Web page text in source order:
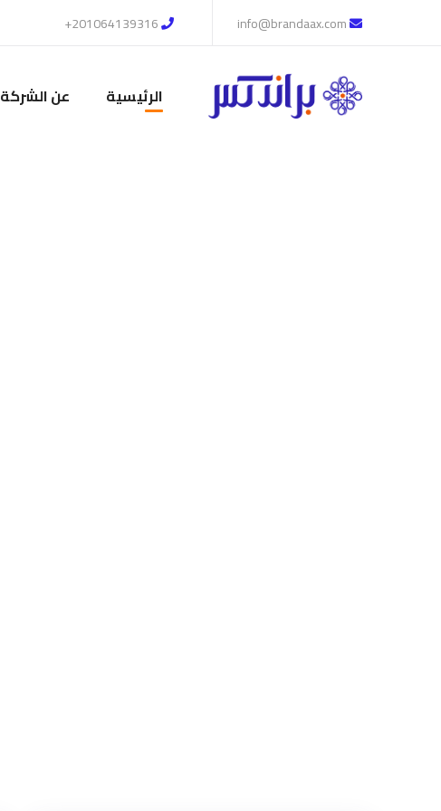
201064139316+
الرئيسية عن الشركة